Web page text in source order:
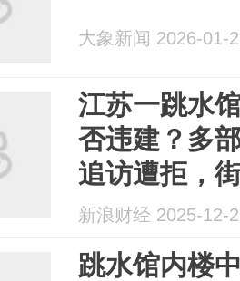
大象新闻 2026-01-
江苏一跳水
否违建？多
追访遭拒，
门处置相关
新浪财经 2025-12-
跳水馆内楼